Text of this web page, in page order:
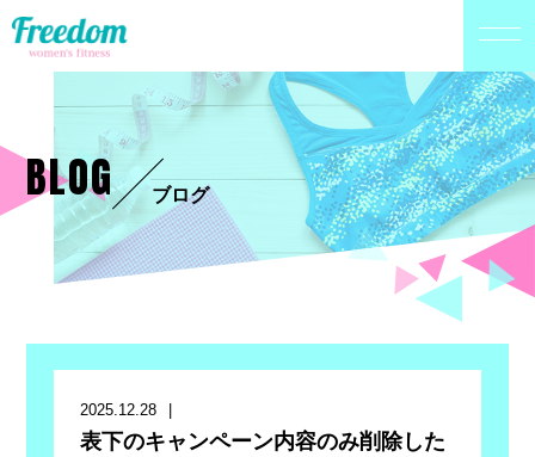
BLOG ブログ
2025.12.28
表下のキャンペーン内容のみ削除した